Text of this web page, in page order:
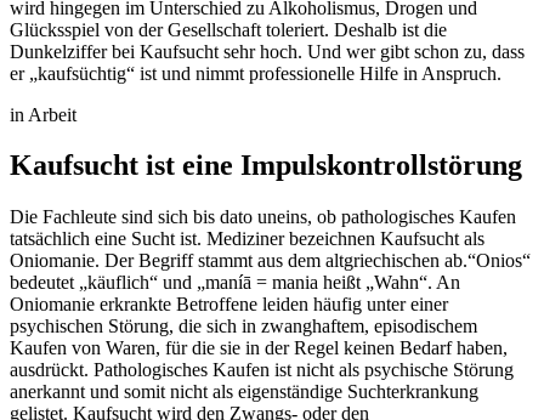
wird hingegen im Unterschied zu Alkoholismus, Drogen und
Glücksspiel von der Gesellschaft toleriert. Deshalb ist die
Dunkelziffer bei Kaufsucht sehr hoch. Und wer gibt schon zu, dass
er „kaufsüchtig“ ist und nimmt professionelle Hilfe in Anspruch.
in Arbeit
Kaufsucht ist eine Impulskontrollstörung
Die Fachleute sind sich bis dato uneins, ob pathologisches Kaufen
tatsächlich eine Sucht ist. Mediziner bezeichnen Kaufsucht als
Oniomanie. Der Begriff stammt aus dem altgriechischen ab.“Onios“
bedeutet „käuflich“ und „maníā = mania heißt „Wahn“. An
Oniomanie erkrankte Betroffene leiden häufig unter einer
psychischen Störung, die sich in zwanghaftem, episodischem
Kaufen von Waren, für die sie in der Regel keinen Bedarf haben,
ausdrückt. Pathologisches Kaufen ist nicht als psychische Störung
anerkannt und somit nicht als eigenständige Suchterkrankung
gelistet. Kaufsucht wird den Zwangs- oder den